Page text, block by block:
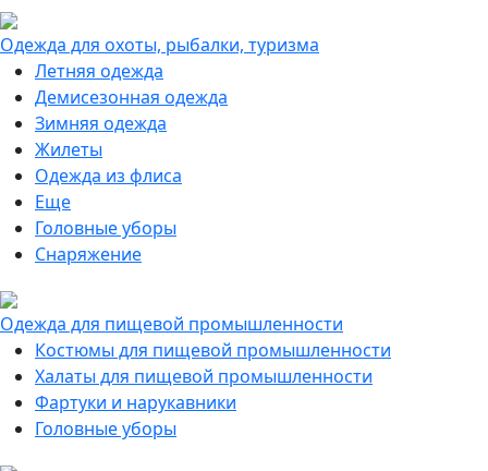
Одежда для охоты, рыбалки, туризма
Летняя одежда
Демисезонная одежда
Зимняя одежда
Жилеты
Одежда из флиса
Еще
Головные уборы
Снаряжение
Одежда для пищевой промышленности
Костюмы для пищевой промышленности
Халаты для пищевой промышленности
Фартуки и нарукавники
Головные уборы